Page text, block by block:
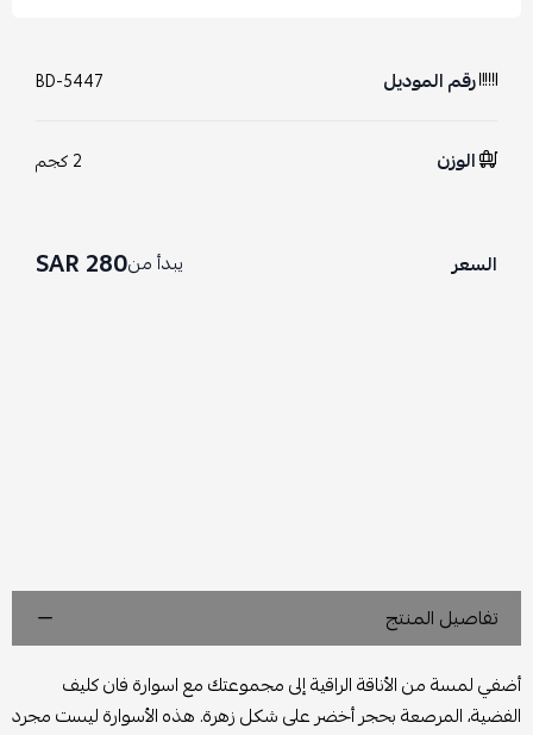
رقم الموديل BD-5447
الوزن 2 كجم
السعر يبدأ من280 SAR
تفاصيل المنتج
أضفي لمسة من الأناقة الراقية إلى مجموعتك مع اسوارة فان كليف
الفضية، المرصعة بحجر أخضر على شكل زهرة. هذه الأسوارة ليست مجرد